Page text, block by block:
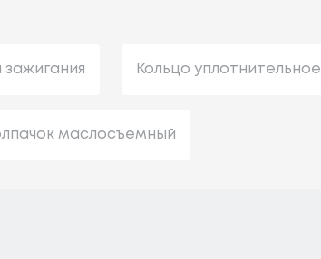
зажигания Кольцо уплотнительное
маслосъемный